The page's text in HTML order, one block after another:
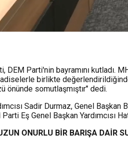
DEM Parti'nin bayramını kutladı.
birlikte
önünde somutlaşmıştır" dedi.
Sadir Durmaz, Genel
Eş Genel Başkan
ONURLU BİR BARIŞA DAİR